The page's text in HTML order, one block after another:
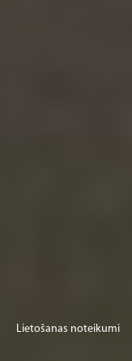
Lietošanas noteikumi